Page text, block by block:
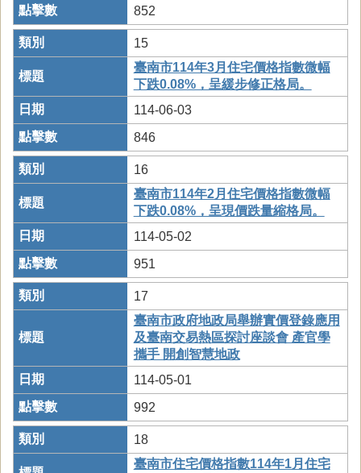
852
15
臺南市114年3月住宅價格指數微幅
下跌0.08%，呈緩步修正格局。
114-06-03
846
16
臺南市114年2月住宅價格指數微幅
下跌0.08%，呈現價跌量縮格局。
114-05-02
951
17
臺南市政府地政局舉辦實價登錄應用
及臺南交易熱區探討座談會 產官學
攜手 開創智慧地政
114-05-01
992
18
臺南市住宅價格指數114年1月住宅